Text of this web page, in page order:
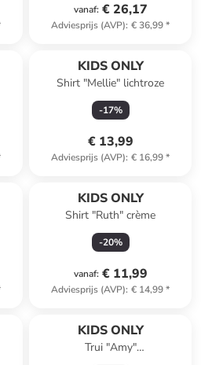
vanaf: € 26,17
Adviesprijs (AVP): € 36,99*
KIDS ONLY
Shirt "Mellie" lichtroze
-17%
€ 13,99
Adviesprijs (AVP): € 16,99*
KIDS ONLY
Shirt "Ruth" crème
-20%
vanaf: € 11,99
Adviesprijs (AVP): € 14,99*
KIDS ONLY
Trui "Amy"